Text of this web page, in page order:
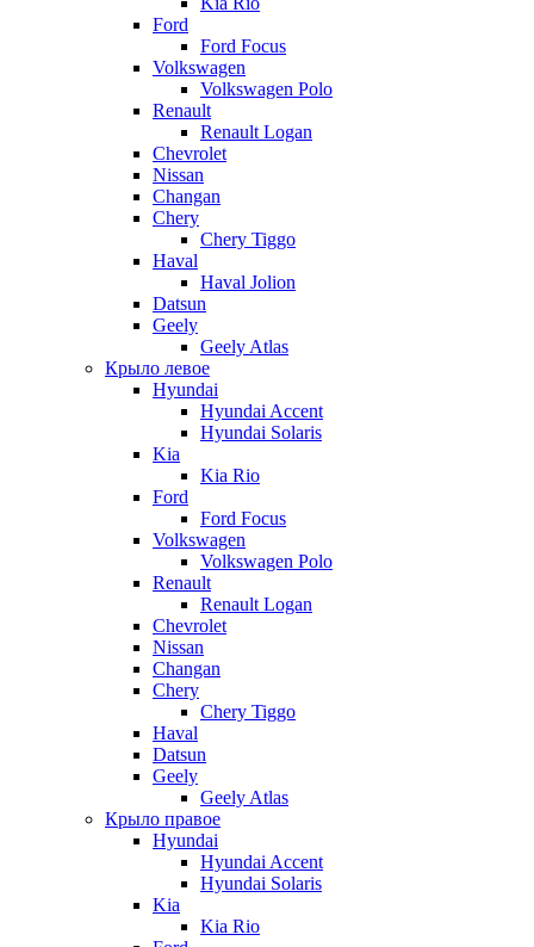
Ford
Ford Focus
Volkswagen
Volkswagen Polo
Renault
Renault Logan
Chevrolet
Nissan
Changan
Chery
Chery Tiggo
Haval
Haval Jolion
Datsun
Geely
Geely Atlas
Крыло левое
Hyundai
Hyundai Accent
Hyundai Solaris
Kia
Kia Rio
Ford
Ford Focus
Volkswagen
Volkswagen Polo
Renault
Renault Logan
Chevrolet
Nissan
Changan
Chery
Chery Tiggo
Haval
Datsun
Geely
Geely Atlas
Крыло правое
Hyundai
Hyundai Accent
Hyundai Solaris
Kia
Kia Rio